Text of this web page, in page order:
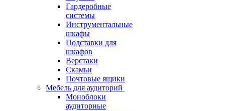
Гардеробные
системы
Инструментальные
шкафы
Подставки для
шкафов
Верстаки
Скамьи
Почтовые ящики
Мебель для аудиторий
Моноблоки
аудиторные